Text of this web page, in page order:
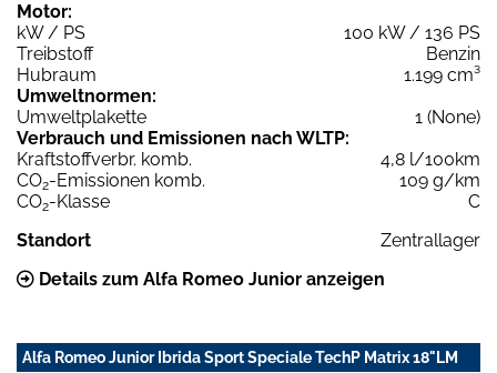
Motor:
kW / PS
100 kW / 136 PS
Treibstoff
Benzin
Hubraum
1.199 cm³
Umweltnormen:
Umweltplakette
1 (None)
Verbrauch und Emissionen nach WLTP:
Kraftstoffverbr. komb.
4,8 l/100km
CO2-Emissionen komb.
109 g/km
CO2-Klasse
C
Standort
Zentrallager
Details zum Alfa Romeo Junior anzeigen
Alfa Romeo Junior Ibrida Sport Speciale TechP Matrix 18"LM